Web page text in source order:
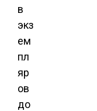
в
экз
ем
пл
яр
ов
до